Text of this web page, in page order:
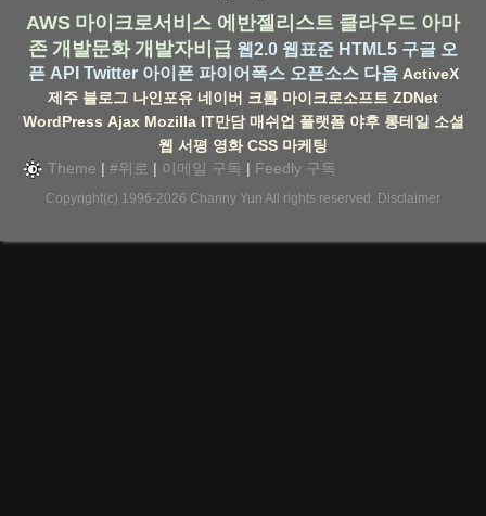
AWS 마이크로서비스 에반젤리스트 클라우드 아마
존 개발문화 개발자비급 웹2.0 웹표준 HTML5 구글 오
픈 API Twitter 아이폰 파이어폭스 오픈소스 다음 ActiveX
제주 블로그 나인포유 네이버 크롬 마이크로소프트 ZDNet
WordPress Ajax Mozilla IT만담 매쉬업 플랫폼 야후 롱테일 소셜
웹 서평 영화 CSS 마케팅
Theme | #위로 | 이메일 구독 | Feedly 구독
Copyright(c) 1996-2026 Channy Yun All rights reserved. Disclaimer